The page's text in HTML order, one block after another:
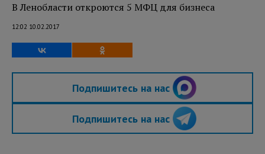
В Ленобласти откроются 5 МФЦ для бизнеса
12:02 10.02.2017
Подпишитесь на нас
Подпишитесь на нас